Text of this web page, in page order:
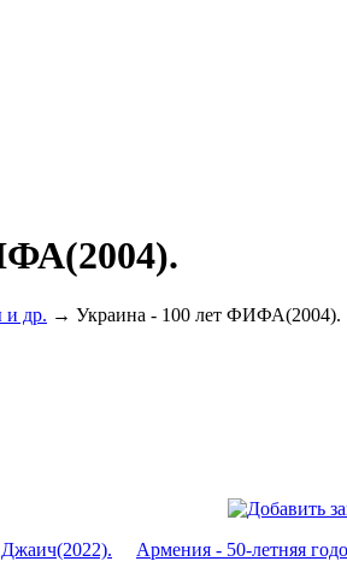
др. → Украина - 100 лет ФИФА(2004).
Армения - 50-летняя